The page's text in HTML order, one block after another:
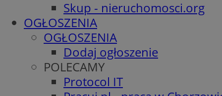
Skup - nieruchomosci.org
OGŁOSZENIA
OGŁOSZENIA
Dodaj ogłoszenie
POLECAMY
Protocol IT